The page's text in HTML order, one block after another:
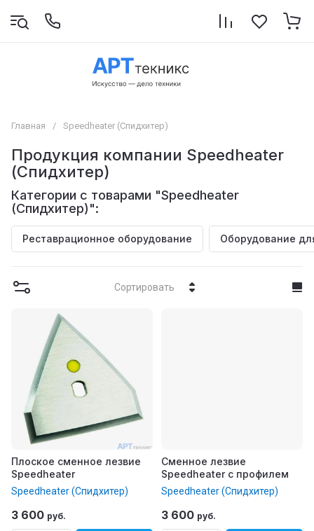
Главная / Speedheater (Спидхитер)
Продукция компании Speedheater
(Спидхитер)
Категории с товарами "Speedheater
(Спидхитер)":
Реставрационное оборудование Оборудование
Сортировать
Плоское сменное лезвие
Speedheater
Speedheater (Спидхитер)
3 600 руб.
Сменное лезвие
Speedheater с профилем
Speedheater (Спидхитер)
3 600 руб.